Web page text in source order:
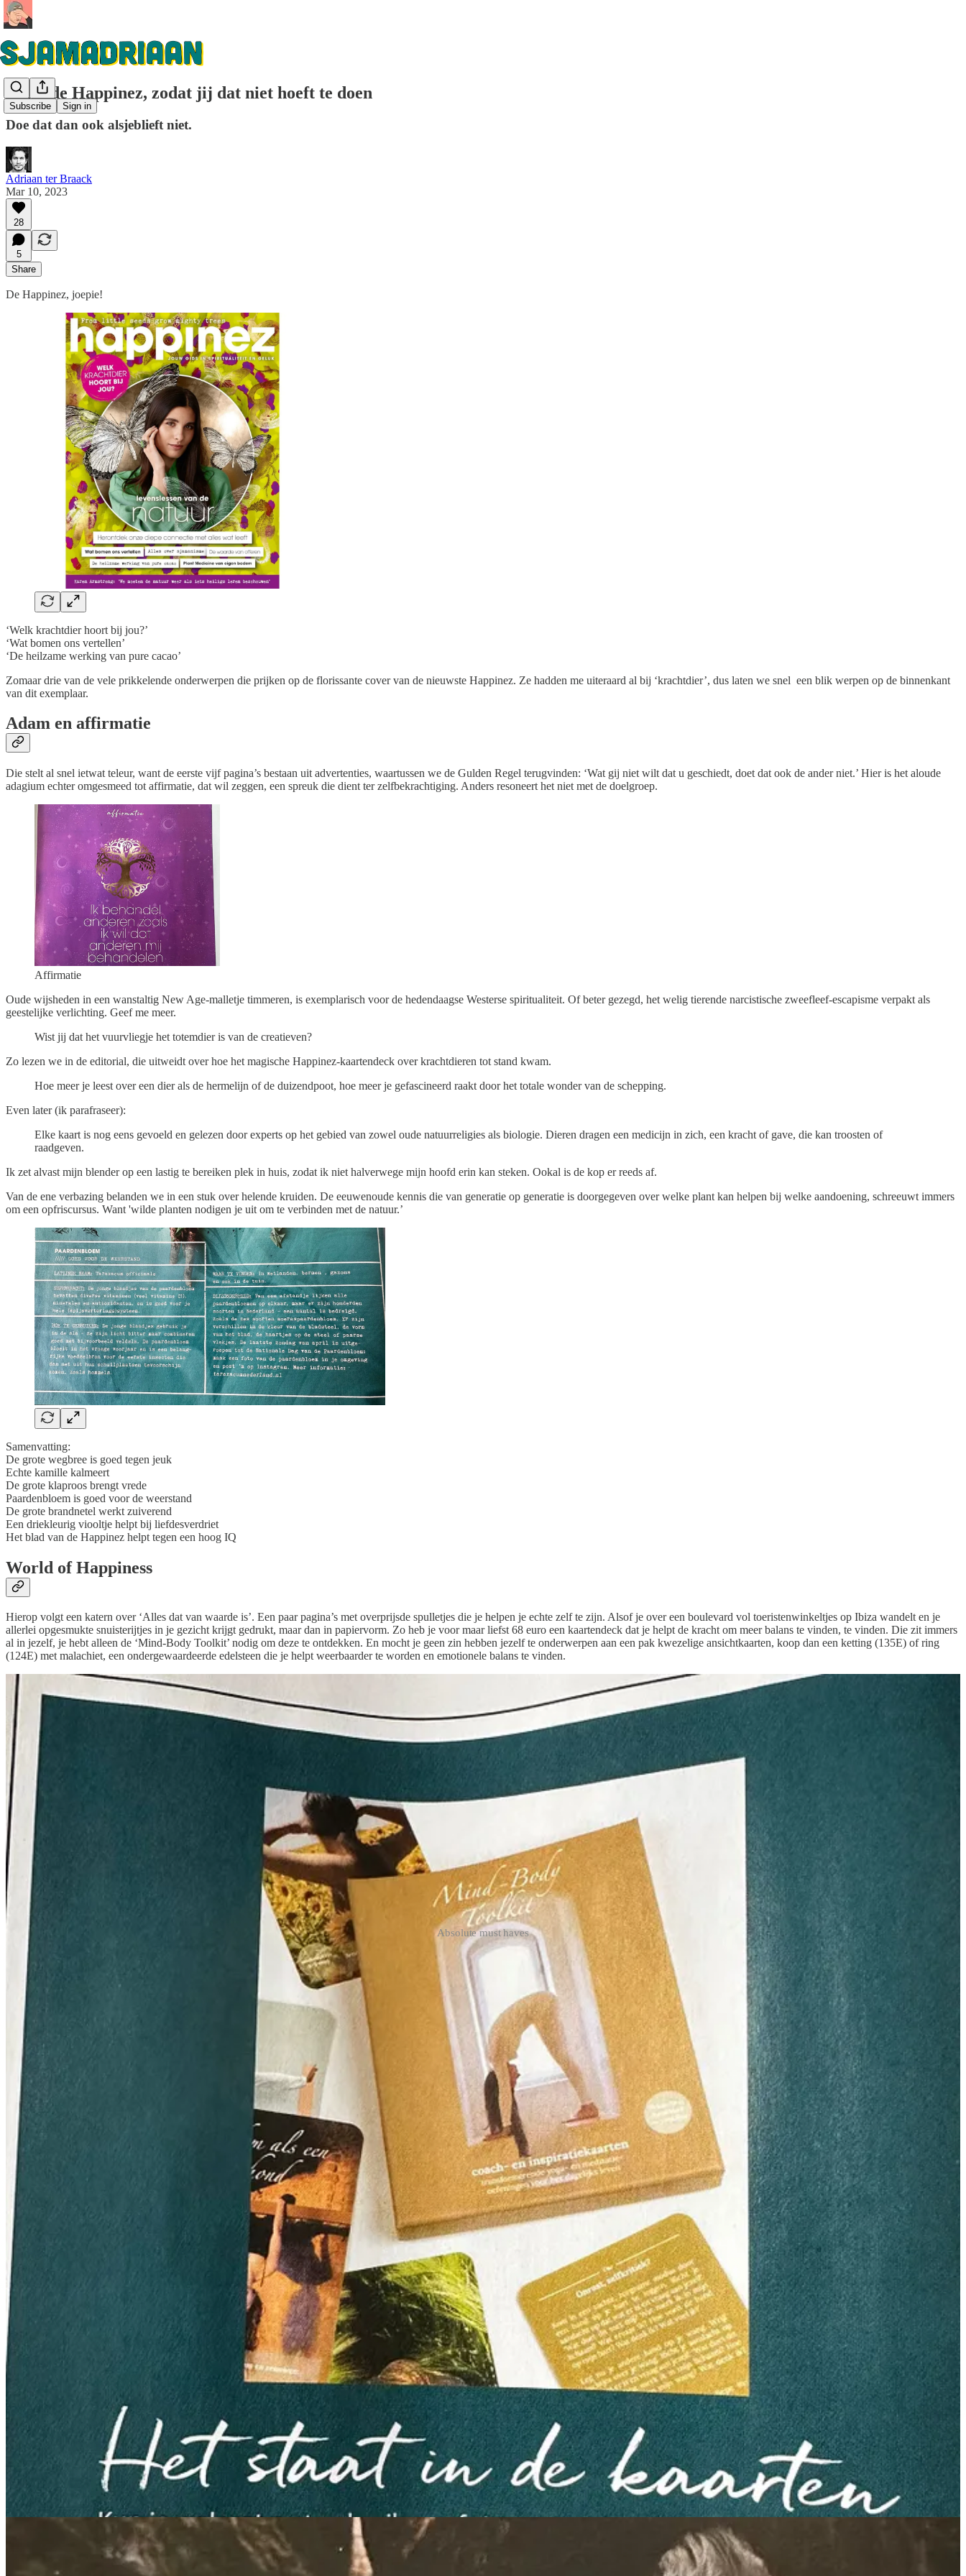
Subscribe Sign in
Ik las de Happinez, zodat jij dat niet hoeft te doen
Doe dat dan ook alsjeblieft niet.
Adriaan ter Braack
Mar 10, 2023
28
5
Share
De Happinez, joepie!
‘Welk krachtdier hoort bij jou?’
‘Wat bomen ons vertellen’
‘De heilzame werking van pure cacao’
Zomaar drie van de vele prikkelende onderwerpen die prijken op de florissante cover van de nieuwste Happinez. Ze hadden me uiteraard al bij ‘krachtdier’, dus laten we snel een blik werpen op de binnenkant
van dit exemplaar.
Adam en affirmatie
Die stelt al snel ietwat teleur, want de eerste vijf pagina’s bestaan uit advertenties, waartussen we de Gulden Regel terugvinden: ‘Wat gij niet wilt dat u geschiedt, doet dat ook de ander niet.’ Hier is het aloude
adagium echter omgesmeed tot affirmatie, dat wil zeggen, een spreuk die dient ter zelfbekrachtiging. Anders resoneert het niet met de doelgroep.
Affirmatie
Oude wijsheden in een wanstaltig New Age-malletje timmeren, is exemplarisch voor de hedendaagse Westerse spiritualiteit. Of beter gezegd, het welig tierende narcistische zweefleef-escapisme verpakt als
geestelijke verlichting. Geef me meer.
Wist jij dat het vuurvliegje het totemdier is van de creatieven?
Zo lezen we in de editorial, die uitweidt over hoe het magische Happinez-kaartendeck over krachtdieren tot stand kwam.
Hoe meer je leest over een dier als de hermelijn of de duizendpoot, hoe meer je gefascineerd raakt door het totale wonder van de schepping.
Even later (ik parafraseer):
Elke kaart is nog eens gevoeld en gelezen door experts op het gebied van zowel oude natuurreligies als biologie. Dieren dragen een medicijn in zich, een kracht of gave, die kan troosten of
raadgeven.
Ik zet alvast mijn blender op een lastig te bereiken plek in huis, zodat ik niet halverwege mijn hoofd erin kan steken. Ookal is de kop er reeds af.
Van de ene verbazing belanden we in een stuk over helende kruiden. De eeuwenoude kennis die van generatie op generatie is doorgegeven over welke plant kan helpen bij welke aandoening, schreeuwt immers
om een opfriscursus. Want 'wilde planten nodigen je uit om te verbinden met de natuur.’
Samenvatting:
De grote wegbree is goed tegen jeuk
Echte kamille kalmeert
De grote klaproos brengt vrede
Paardenbloem is goed voor de weerstand
De grote brandnetel werkt zuiverend
Een driekleurig viooltje helpt bij liefdesverdriet
Het blad van de Happinez helpt tegen een hoog IQ
World of Happiness
Hierop volgt een katern over ‘Alles dat van waarde is’. Een paar pagina’s met overprijsde spulletjes die je helpen je echte zelf te zijn. Alsof je over een boulevard vol toeristenwinkeltjes op Ibiza wandelt en je
allerlei opgesmukte snuisterijtjes in je gezicht krijgt gedrukt, maar dan in papiervorm. Zo heb je voor maar liefst 68 euro een kaartendeck dat je helpt de kracht om meer balans te vinden, te vinden. Die zit immers
al in jezelf, je hebt alleen de ‘Mind-Body Toolkit’ nodig om deze te ontdekken. En mocht je geen zin hebben jezelf te onderwerpen aan een pak kwezelige ansichtkaarten, koop dan een ketting (135E) of ring
(124E) met malachiet, een ondergewaardeerde edelsteen die je helpt weerbaarder te worden en emotionele balans te vinden.
Absolute must haves
Is dat allemaal te duur, dan is er nog de Bosbadbox voor slechts 25 euro: een pakket dat je helpt rust te vinden in het bos, door te bosbadderen. Bosbadderen is eigenlijk gewoon chillen in het bos. Hiervoor heb je
blijkbaar een dagboek, zakboek en jawel hoor, weer een kaartendeck nodig. Tip van Sjamadriaan: ga het bos in zonder Bosbadbox. Prijs: 0 euro.
Bosbadbox. Een box om mee te bosbadderen.
Bladeren we voorbij een interview met Karen Armstong, over haar boek ‘De heilige natuur’, belanden we op een advertentie van twee pagina’s breed voor… wederom een kaartendeck. Ditmaal het eerder
genoemde ‘Happinez krachtdieren deck’. Veertig prachtig geïllustreerde kaarten met gouden randen die zijn ingedeeld naar de vier elementen. Gratis bij een Happinez-abonnement en geschikt voor zowel
beginners als gevorderden. Ben jij een gevorderd krachtdierenkaartenlegger? Dan kom ik graag met je in contact.
Terug naar de levensboom
Het coververhaal gaat over bomen en in het bijzonder de magie van onze kolossale houten vrienden. Een journaliste maakt een expeditie met bomenexpert Jeroen en een bont gezelschap dat bestaat uit o.a. een
energetisch therapeut die continu tegen alle bomen praat en een oud-politieman die elke boom beklimt die sterk genoeg is. Uiteraard is haar reis ook een spirituele. Als lezer krijgen we met logica en wetenschap
doorwrochte leuzen voorgeschoteld als
De boom is onze navelstreng met de aarde.
En verreweg mijn favoriete zin uit dit tijdschrift:
Als je met iets worstelt, stel je vraag dan aan een boom op leeftijd.
In mijn achtertuin staat ook een boom op leeftijd en ik vroeg deze of het verstandig was verder te lezen. De boom zweeg bevestigend.